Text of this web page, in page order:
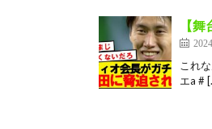
【
これ
エa #